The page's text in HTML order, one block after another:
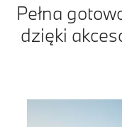
Pełna
dzięki